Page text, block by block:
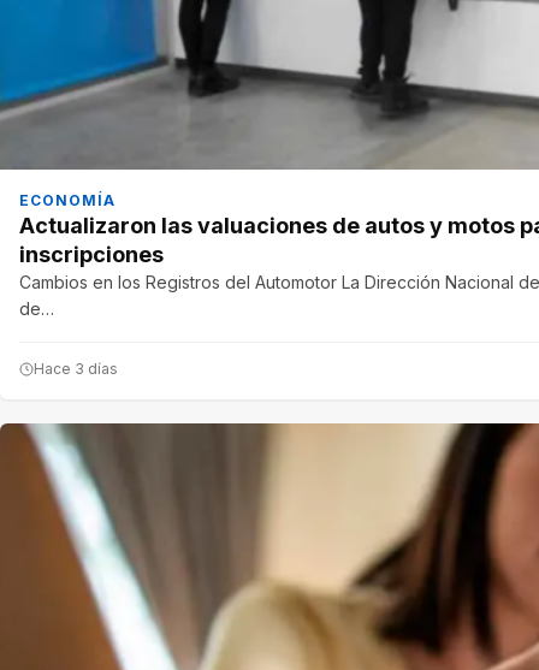
ECONOMÍA
Actualizaron las valuaciones de autos y motos
inscripciones
Cambios en los Registros del Automotor La Dirección Nacional
de…
Hace 3 días